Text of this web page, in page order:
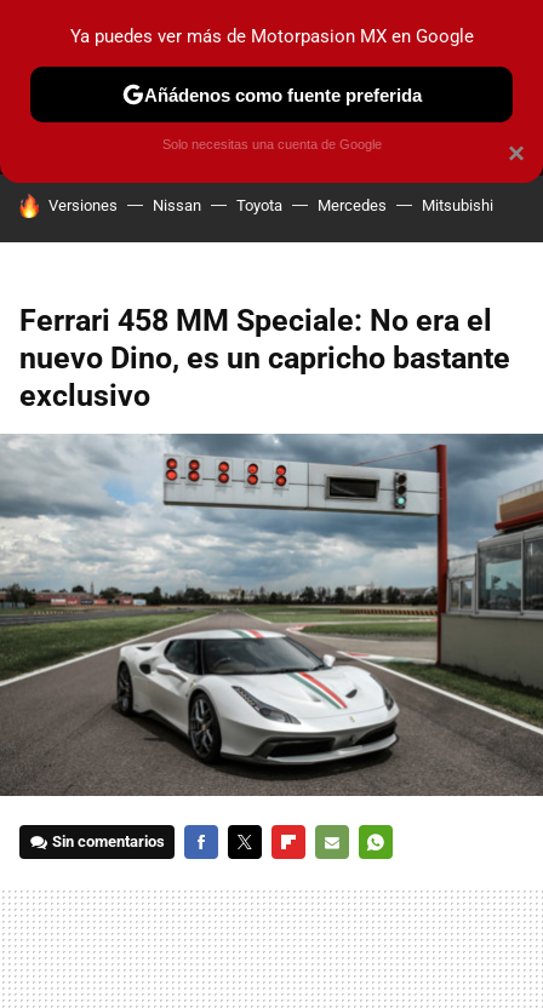
MENÚ NUEVO
INDUSTRIA HOY NO CIRCULA
HOY SE HABLA DE
Versiones Nissan Toyota Mercedes Mitsubishi
Ferrari 458 MM Speciale: No era el
nuevo Dino, es un capricho bastante
exclusivo
Sin comentarios
MAIL
×
Ya puedes ver más de Motorpasion MX en Google
Añádenos como fuente preferida
Solo necesitas una cuenta de Google